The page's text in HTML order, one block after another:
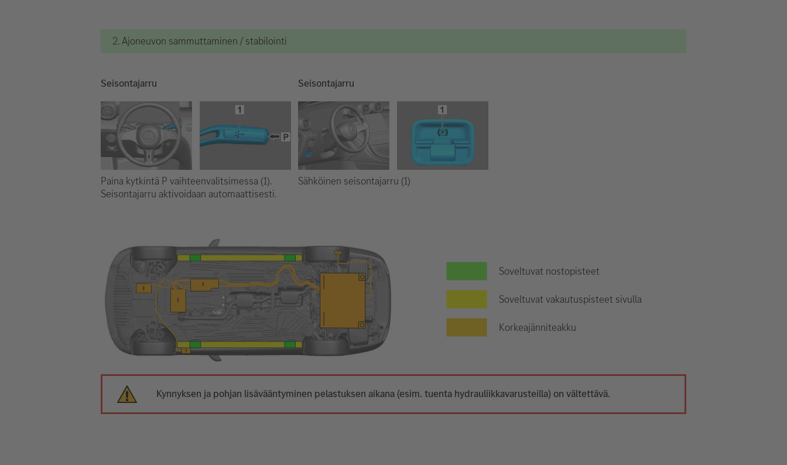
2. Ajoneuvon sammuttaminen / stabilointi
Seisontajarru
Paina kytkintä P vaihteenvalitsimessa (1).
Seisontajarru aktivoidaan automaattisesti.
Seisontajarru
Sähköinen seisontajarru (1)
Soveltuvat nostopisteet
Soveltuvat vakautuspisteet sivulla
Korkeajänniteakku
Kynnyksen ja pohjan lisävääntyminen pelastuksen aikana (esim. tuenta hydrauliikkavarusteilla) on vältettävä.